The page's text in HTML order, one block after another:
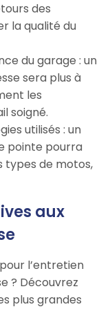
des
la qualité du
du garage : un
sera plus à
les
soigné.
utilisés : un
pointe pourra
types de motos,
aux
l’entretien
? Découvrez
plus grandes